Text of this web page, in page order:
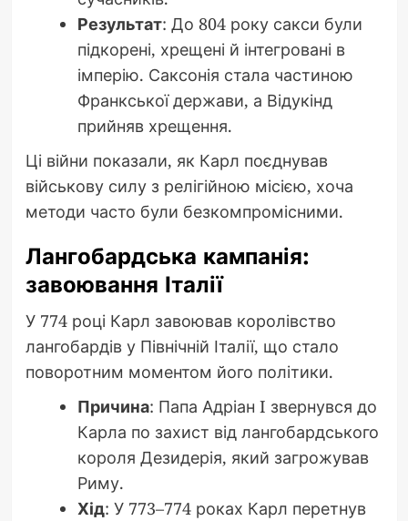
Результат: До 804 року сакси були
підкорені, хрещені й інтегровані в
імперію. Саксонія стала частиною
Франкської держави, а Відукінд
прийняв хрещення.
Ці війни показали, як Карл поєднував
військову силу з релігійною місією, хоча
методи часто були безкомпромісними.
Лангобардська кампанія:
завоювання Італії
У 774 році Карл завоював королівство
лангобардів у Північній Італії, що стало
поворотним моментом його політики.
Причина: Папа Адріан I звернувся до
Карла по захист від лангобардського
короля Дезидерія, який загрожував
Риму.
Хід: У 773–774 роках Карл перетнув